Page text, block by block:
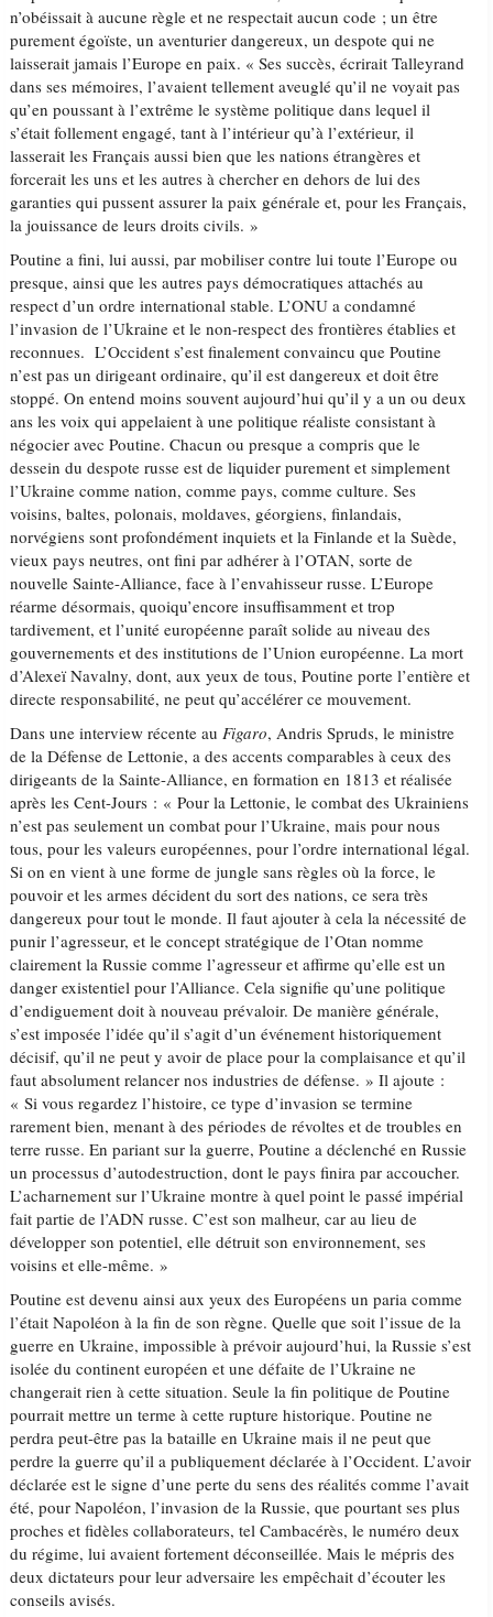
n’obéissait à aucune règle et ne respectait aucun code ; un être
purement égoïste, un aventurier dangereux, un despote qui ne
laisserait jamais l’Europe en paix. « Ses succès, écrirait Talleyrand
dans ses mémoires, l’avaient tellement aveuglé qu’il ne voyait pas
qu’en poussant à l’extrême le système politique dans lequel il
s’était follement engagé, tant à l’intérieur qu’à l’extérieur, il
lasserait les Français aussi bien que les nations étrangères et
forcerait les uns et les autres à chercher en dehors de lui des
garanties qui pussent assurer la paix générale et, pour les Français,
la jouissance de leurs droits civils. »
Poutine a fini, lui aussi, par mobiliser contre lui toute l’Europe ou
presque, ainsi que les autres pays démocratiques attachés au
respect d’un ordre international stable. L’ONU a condamné
l’invasion de l’Ukraine et le non-respect des frontières établies et
reconnues. L’Occident s’est finalement convaincu que Poutine
n’est pas un dirigeant ordinaire, qu’il est dangereux et doit être
stoppé. On entend moins souvent aujourd’hui qu’il y a un ou deux
ans les voix qui appelaient à une politique réaliste consistant à
négocier avec Poutine. Chacun ou presque a compris que le
dessein du despote russe est de liquider purement et simplement
l’Ukraine comme nation, comme pays, comme culture. Ses
voisins, baltes, polonais, moldaves, géorgiens, finlandais,
norvégiens sont profondément inquiets et la Finlande et la Suède,
vieux pays neutres, ont fini par adhérer à l’OTAN, sorte de
nouvelle Sainte-Alliance, face à l’envahisseur russe. L’Europe
réarme désormais, quoiqu’encore insuffisamment et trop
tardivement, et l’unité européenne paraît solide au niveau des
gouvernements et des institutions de l’Union européenne. La mort
d’Alexeï Navalny, dont, aux yeux de tous, Poutine porte l’entière et
directe responsabilité, ne peut qu’accélérer ce mouvement.
Dans une interview récente auFigaro, Andris Spruds, le ministre
de la Défense de Lettonie, a des accents comparables à ceux des
dirigeants de la Sainte-Alliance, en formation en 1813 et réalisée
après les Cent-Jours : « Pour la Lettonie, le combat des Ukrainiens
n’est pas seulement un combat pour l’Ukraine, mais pour nous
tous, pour les valeurs européennes, pour l’ordre international légal.
Si on en vient à une forme de jungle sans règles où la force, le
pouvoir et les armes décident du sort des nations, ce sera très
dangereux pour tout le monde. Il faut ajouter à cela la nécessité de
punir l’agresseur, et le concept stratégique de l’Otan nomme
clairement la Russie comme l’agresseur et affirme qu’elle est un
danger existentiel pour l’Alliance. Cela signifie qu’une politique
d’endiguement doit à nouveau prévaloir. De manière générale,
s’est imposée l’idée qu’il s’agit d’un événement historiquement
décisif, qu’il ne peut y avoir de place pour la complaisance et qu’il
faut absolument relancer nos industries de défense. » Il ajoute :
« Si vous regardez l’histoire, ce type d’invasion se termine
rarement bien, menant à des périodes de révoltes et de troubles en
terre russe. En pariant sur la guerre, Poutine a déclenché en Russie
un processus d’autodestruction, dont le pays finira par accoucher.
L’acharnement sur l’Ukraine montre à quel point le passé impérial
fait partie de l’ADN russe. C’est son malheur, car au lieu de
développer son potentiel, elle détruit son environnement, ses
voisins et elle-même. »
Poutine est devenu ainsi aux yeux des Européens un paria comme
l’était Napoléon à la fin de son règne. Quelle que soit l’issue de la
guerre en Ukraine, impossible à prévoir aujourd’hui, la Russie s’est
isolée du continent européen et une défaite de l’Ukraine ne
changerait rien à cette situation. Seule la fin politique de Poutine
pourrait mettre un terme à cette rupture historique. Poutine ne
perdra peut-être pas la bataille en Ukraine mais il ne peut que
perdre la guerre qu’il a publiquement déclarée à l’Occident. L’avoir
déclarée est le signe d’une perte du sens des réalités comme l’avait
été, pour Napoléon, l’invasion de la Russie, que pourtant ses plus
proches et fidèles collaborateurs, tel Cambacérès, le numéro deux
du régime, lui avaient fortement déconseillée. Mais le mépris des
deux dictateurs pour leur adversaire les empêchait d’écouter les
conseils avisés.